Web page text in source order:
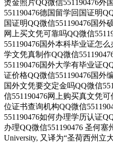
烫金照片QQ微信551190476外
551190476德国留学回国证明
国证明QQ微信551190476国外
网上买文凭可靠吗QQ微信
551190476国外本科毕业证怎
学文凭真制作QQ微信
551190476国外大学有毕业证
证价格QQ微信551190476国外
国外文凭要交定金吗QQ微信
信551190476网上购买真文凭
位证书查询机构QQ微信
551190476如何办理学历认证
办理QQ微信551190476 圣何塞
University, 又译为“圣荷西州立